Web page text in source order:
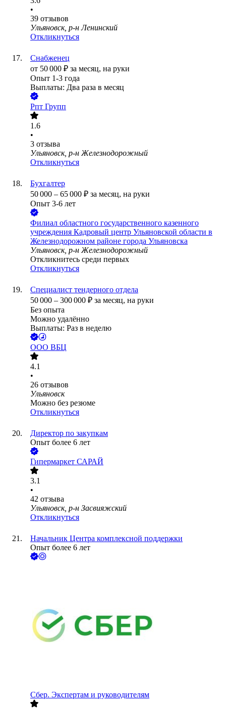
•
39 отзывов
Ульяновск, р-н Ленинский
Откликнуться
Снабженец
от 50 000 ₽ за месяц, на руки
Опыт 1-3 года
Выплаты: Два раза в месяц
Рпт Групп
1.6
•
3 отзыва
Ульяновск, р-н Железнодорожный
Откликнуться
Бухгалтер
50 000 – 65 000 ₽ за месяц, на руки
Опыт 3-6 лет
Филиал областного государственного казенного
учреждения Кадровый центр Ульяновской области в
Железнодорожном районе города Ульяновска
Ульяновск, р-н Железнодорожный
Откликнитесь среди первых
Откликнуться
Специалист тендерного отдела
50 000 – 300 000 ₽ за месяц, на руки
Без опыта
Можно удалённо
Выплаты: Раз в неделю
ООО ВБЦ
4.1
•
26 отзывов
Ульяновск
Можно без резюме
Откликнуться
Директор по закупкам
Опыт более 6 лет
Гипермаркет САРАЙ
3.1
•
42 отзыва
Ульяновск, р-н Засвияжский
Откликнуться
Начальник Центра комплексной поддержки
Опыт более 6 лет
Сбер. Экспертам и руководителям